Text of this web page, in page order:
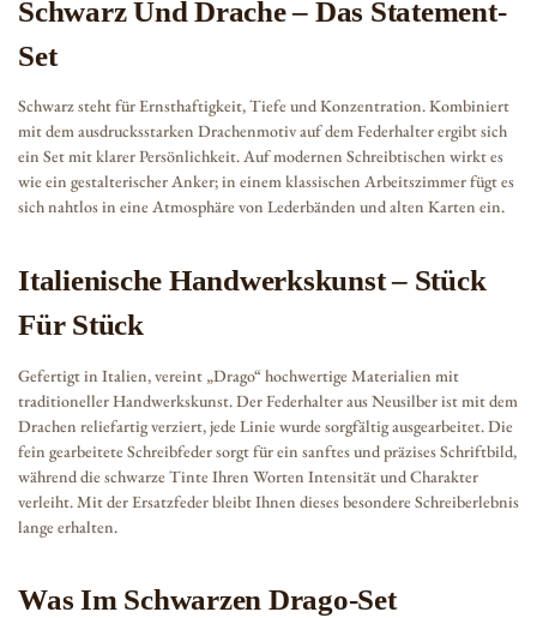
Schwarz Und Drache – Das Statement-
Set
Schwarz steht für Ernsthaftigkeit, Tiefe und Konzentration. Kombiniert
mit dem ausdrucksstarken Drachenmotiv auf dem Federhalter ergibt sich
ein Set mit klarer Persönlichkeit. Auf modernen Schreibtischen wirkt es
wie ein gestalterischer Anker; in einem klassischen Arbeitszimmer fügt es
sich nahtlos in eine Atmosphäre von Lederbänden und alten Karten ein.
Italienische Handwerkskunst – Stück
Für Stück
Gefertigt in Italien, vereint „Drago“ hochwertige Materialien mit
traditioneller Handwerkskunst. Der Federhalter aus Neusilber ist mit dem
Drachen reliefartig verziert, jede Linie wurde sorgfältig ausgearbeitet. Die
fein gearbeitete Schreibfeder sorgt für ein sanftes und präzises Schriftbild,
während die schwarze Tinte Ihren Worten Intensität und Charakter
verleiht. Mit der Ersatzfeder bleibt Ihnen dieses besondere Schreiberlebnis
lange erhalten.
Was Im Schwarzen Drago-Set